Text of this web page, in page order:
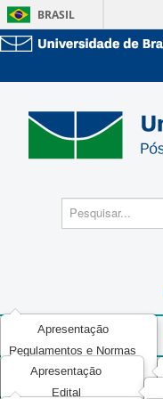
BRASIL
Apresentação
Regulamentos e Normas
Áreas de Concentração
Disciplinas do Programa
Apresentação
Edital